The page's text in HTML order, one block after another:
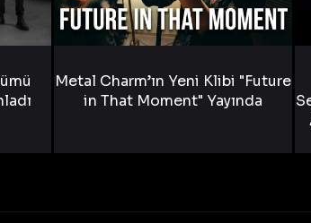
Metal Charm’ın Yeni Klibi "Future
in That Moment" Yayında